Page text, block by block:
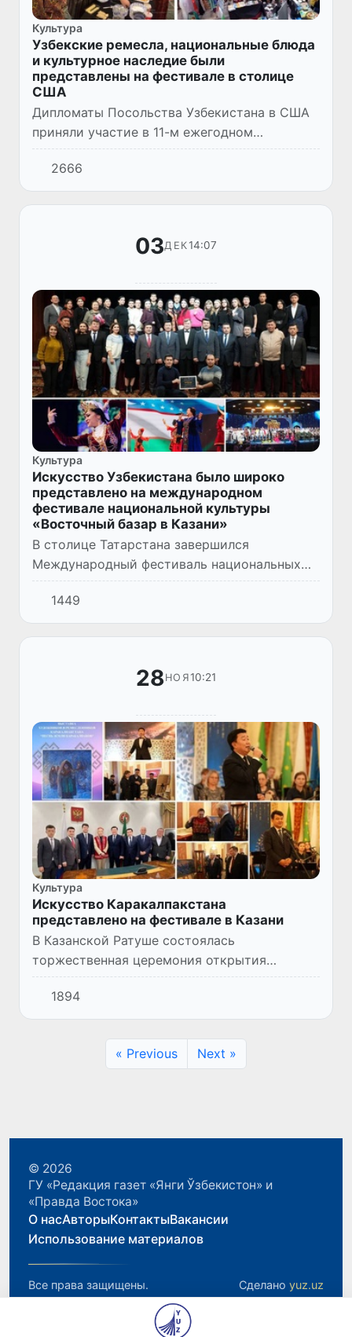
Культура
Узбекские ремесла, национальные блюда
и культурное наследие были
представлены на фестивале в столице
США
Дипломаты Посольства Узбекистана в США
приняли участие в 11-м ежегодном
культурно-туристическом фестивале
«Winternational Embassy Showcase»,
организованном в Международном
2666
03ДЕК14:07
Культура
Искусство Узбекистана было широко
представлено на международном
фестивале национальной культуры
«Восточный базар в Казани»
В столице Татарстана завершился
Международный фестиваль национальных
культур «Россия - Восток» - «Восточный
базар в Казани», в котором приняла участие
делегация нашей страны.
1449
28НОЯ10:21
Культура
Искусство Каракалпакстана
представлено на фестивале в Казани
В Казанской Ратуше состоялась
торжественная церемония открытия
Международного фестиваля национальных
культур «Россия - Восток», в рамках
которого проходят Дни культуры
Каракалпакст...
1894
« Previous Next »
© 2026
ГУ «Редакция газет «Янги Ўзбекистон» и
«Правда Востока»
О насАвторыКонтактыВакансии
Использование материалов
Все права защищены. Сделано yuz.uz